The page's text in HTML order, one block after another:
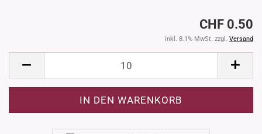
CHF 0.50
inkl. 8.1% MwSt. zzgl. Versand